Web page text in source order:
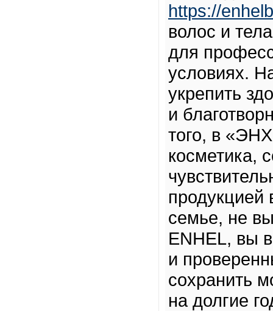
https://
волос и
для
условиях.
укрепить
и
того, в
косметика,
продукцией
семье, не
ENHEL, вы
и
сохранить
на долгие